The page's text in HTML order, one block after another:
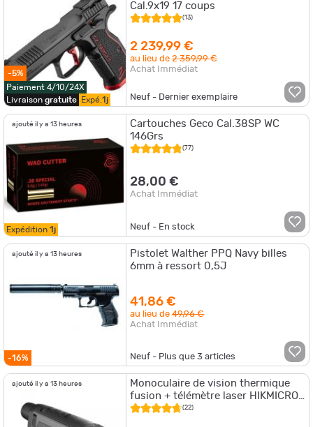
-5%
Paiement 4/10/24X
Livraison gratuite Expé. 1j
Cal.9x19 17 coups
(13)
2 239,99 €
au lieu de2 359,99 €
Achat Immédiat
Neuf - Dernier exemplaire
ajouté il y a 13 heures
Expédition 1j
Cartouches Geco Cal.38SP WC
146Grs
(77)
28,00 €
Achat Immédiat
Neuf - En stock
ajouté il y a 13 heures
-16%
Pistolet Walther PPQ Navy billes
6mm à ressort 0,5J
41,86 €
au lieu de49,96 €
Achat Immédiat
Neuf - Plus que3 articles
ajouté il y a 13 heures
Monoculaire de vision thermique
fusion + télémètre laser HIKMICRO
GH25L
(22)